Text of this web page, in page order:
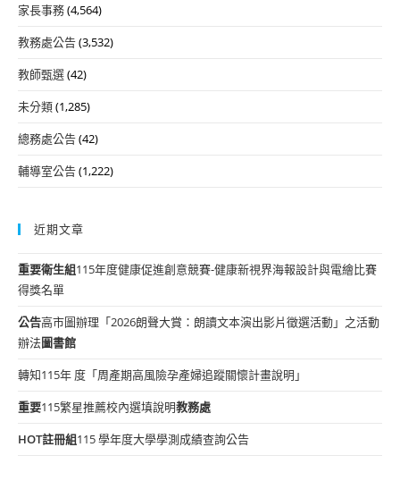
家長事務(4,564)
教務處公告(3,532)
教師甄選(42)
未分類(1,285)
總務處公告(42)
輔導室公告(1,222)
近期文章
重要衛生組115年度健康促進創意競賽-健康新視界海報設計與電繪比賽
得獎名單
公告高市圖辦理「2026朗聲大賞：朗讀文本演出影片徵選活動」之活動
辦法圖書館
轉知115年 度「周產期高風險孕產婦追蹤關懷計畫說明」
重要115繁星推薦校內選填說明教務處
HOT註冊組115 學年度大學學測成績查詢公告